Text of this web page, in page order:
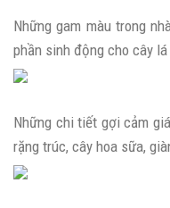
Những gam màu trong
phần sinh động cho cây lá
Những chi tiết gợi cảm
rặng trúc, cây hoa sữa,